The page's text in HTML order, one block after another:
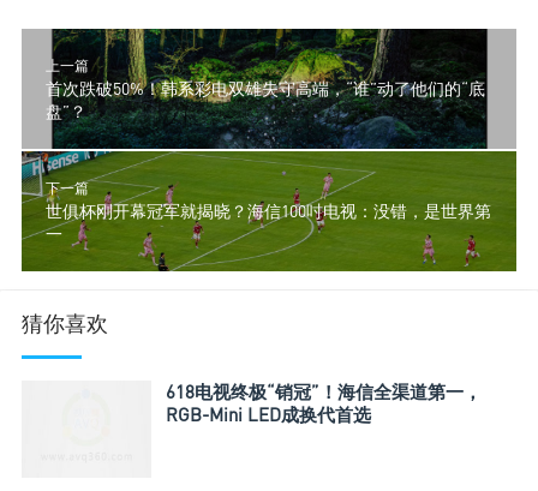
上一篇
首次跌破50%！韩系彩电双雄失守高端，“谁”动了他们的“底
盘”？
下一篇
世俱杯刚开幕冠军就揭晓？海信100吋电视：没错，是世界第
一
猜你喜欢
618电视终极“销冠”！海信全渠道第一，
RGB-Mini LED成换代首选